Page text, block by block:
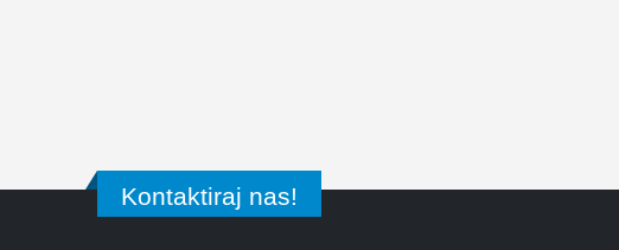
Kontaktiraj nas!